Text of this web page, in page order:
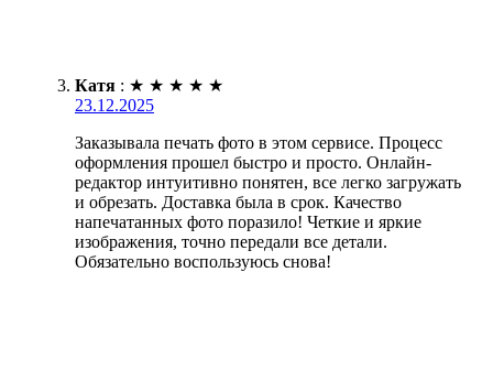
Катя : ★ ★ ★ ★ ★
23.12.2025
Заказывала печать фото в этом сервисе. Процесс
оформления прошел быстро и просто. Онлайн-
редактор интуитивно понятен, все легко загружать
и обрезать. Доставка была в срок. Качество
напечатанных фото поразило! Четкие и яркие
изображения, точно передали все детали.
Обязательно воспользуюсь снова!